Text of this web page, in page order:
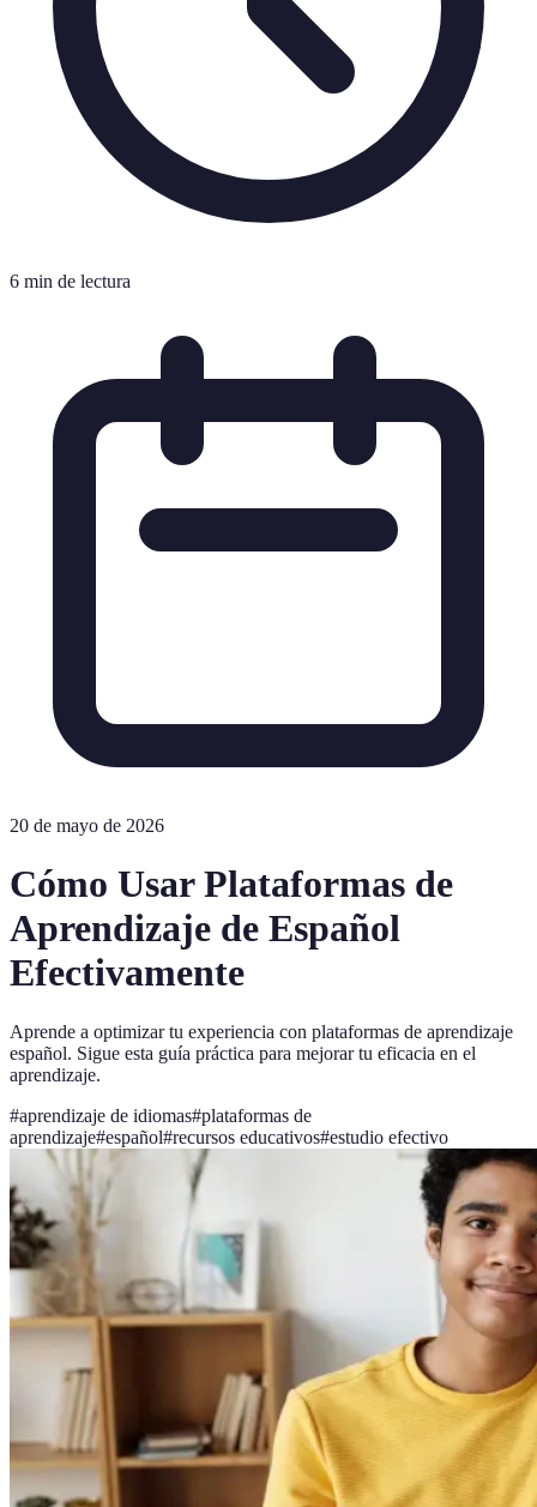
6 min de lectura
20 de mayo de 2026
Cómo Usar Plataformas de
Aprendizaje de Español
Efectivamente
Aprende a optimizar tu experiencia con plataformas de aprendizaje
español. Sigue esta guía práctica para mejorar tu eficacia en el
aprendizaje.
#aprendizaje de idiomas#plataformas de
aprendizaje#español#recursos educativos#estudio efectivo